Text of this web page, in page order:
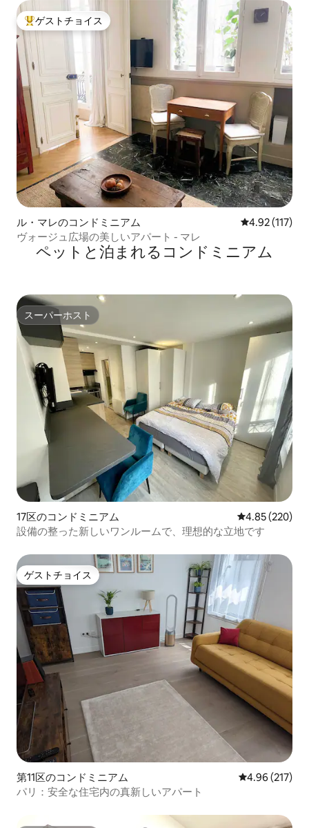
大好評のゲストチョイスです。
ゲストチョイス
ル・マレのコンドミニアム レビュー117
4.92 (117)
ヴォージュ広場の美しいアパート - マレ
ペットと泊まれるコンドミニアム
スーパーホスト
スーパーホスト
17区のコンドミニアム レビュー220
4.85 (220)
設備の整った新しいワンルームで、理想的な立地です
ゲストチョイス
ゲストチョイス
第11区のコンドミニアム レビュー217
4.96 (217)
パリ：安全な住宅内の真新しいアパート